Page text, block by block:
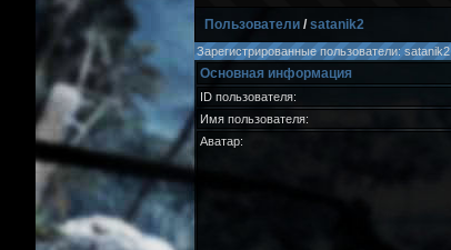
Пользователи/satanik2
Зарегистрированные пользователи: satanik2
Основная информация
ID пользователя:
Имя пользователя:
Аватар: